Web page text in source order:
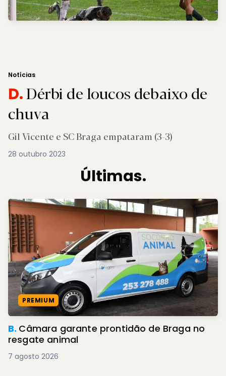
Notícias
D.Dérbi de loucos debaixo de
chuva
Gil Vicente e SC Braga empataram (3-3)
28 outubro 2023
Últimas.
PREMIUM
B. Câmara garante prontidão de Braga no
resgate animal
7 agosto 2026